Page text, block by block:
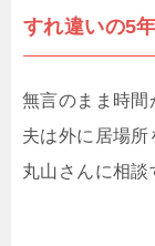
すれ違いの5年
無言のまま時間
夫は外に居場所
丸山さんに相談